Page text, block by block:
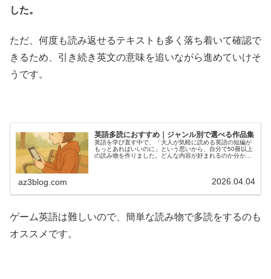
した。
ただ、何度も読み返せるテキストも多く落ち着いて確認で
きるため、引き続き英文の意味を追いながら進めていけそ
うです。
英語多読におすすめ｜ジャンル別で選べる作品集
英語を学び直す中で、「大人が気軽に読める英語の短編が
もっとあればいいのに」という思いから、自分で50冊以上
の読み物を作りました。どんな内容が好まれるのか分から
az3blog.com 2026.04.04
ゲーム英語は難しいので、簡単な読み物で多読をするのも
オススメです。